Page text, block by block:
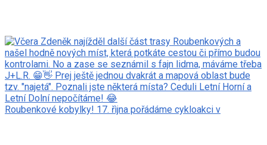
Roubenkové kobylky! 17. řìjna pořádáme cykloakci v